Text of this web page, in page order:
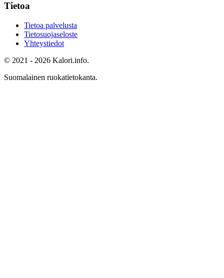
Tietoa
Tietoa palvelusta
Tietosuojaseloste
Yhteystiedot
© 2021 - 2026 Kalori.info.
Suomalainen ruokatietokanta.